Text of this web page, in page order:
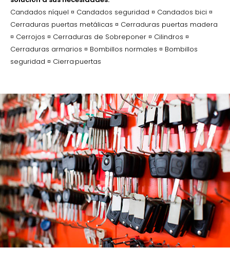
Candados níquel ¤ Candados seguridad ¤ Candados bici ¤
Cerraduras puertas metálicas ¤ Cerraduras puertas madera
¤ Cerrojos ¤ Cerraduras de Sobreponer ¤ Cilindros ¤
Cerraduras armarios ¤ Bombillos normales ¤ Bombillos
seguridad ¤ Cierra·puertas